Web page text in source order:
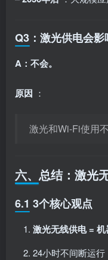
Q3：激光供电会影
A：不会。
原因 ：
激光和Wi-Fi使用
六、总结：激光
6.1 3个核心观点
激光无线供电 =
24小时不间断运行